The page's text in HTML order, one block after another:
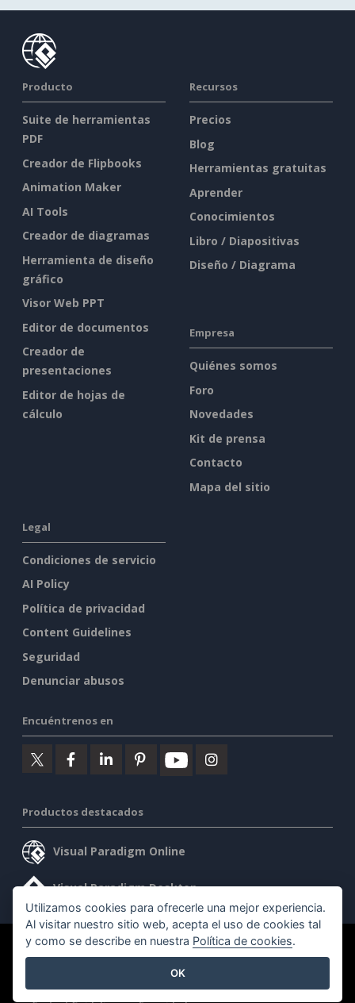
Producto
Suite de herramientas
PDF
Creador de Flipbooks
Animation Maker
AI Tools
Creador de diagramas
Herramienta de diseño
gráfico
Visor Web PPT
Editor de documentos
Creador de
presentaciones
Editor de hojas de
cálculo
Recursos
Precios
Blog
Herramientas gratuitas
Aprender
Conocimientos
Libro / Diapositivas
Diseño / Diagrama
Empresa
Quiénes somos
Foro
Novedades
Kit de prensa
Contacto
Mapa del sitio
Legal
Condiciones de servicio
AI Policy
Política de privacidad
Content Guidelines
Seguridad
Denunciar abusos
Encuéntrenos en
Productos destacados
Visual Paradigm Online
Visual Paradigm Desktop
©2026 by Visual Paradigm. Todos los derechos reservados.
Utilizamos cookies para ofrecerle una mejor experiencia.
Al visitar nuestro sitio web, acepta el uso de cookies tal
y como se describe en nuestra Política de cookies.
OK